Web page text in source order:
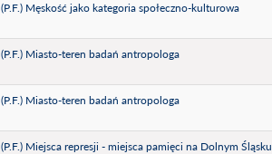
(P.F.) Męskość jako kategoria społeczno-kulturowa
(P.F.) Miasto-teren badań antropologa
(P.F.) Miasto-teren badań antropologa
(P.F.) Miejsca represji - miejsca pamięci na Dolnym Śląsku